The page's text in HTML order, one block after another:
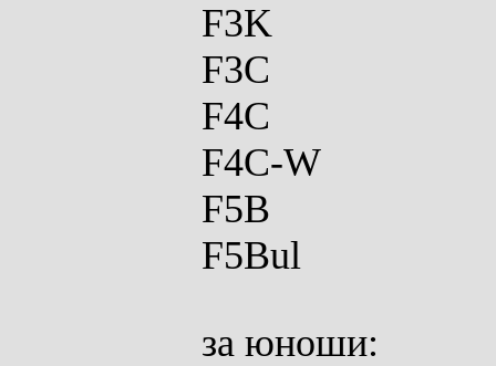
F3K
F3C
F4C
F4C-W
F5B
F5Bul
за юноши: